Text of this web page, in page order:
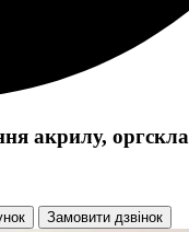
акрилу, оргскла
Замовити дзвінок